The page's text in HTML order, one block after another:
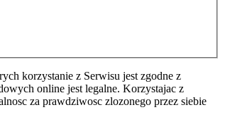
korzystanie z Serwisu jest zgodne z
online jest legalne. Korzystajac z
za prawdziwosc zlozonego przez siebie